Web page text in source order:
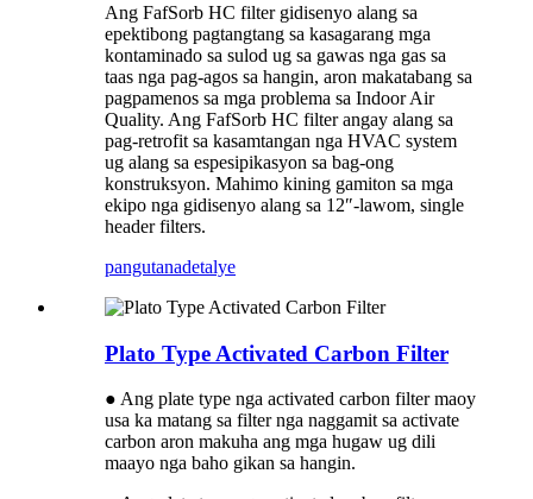
Ang FafSorb HC filter gidisenyo alang sa
epektibong pagtangtang sa kasagarang mga
kontaminado sa sulod ug sa gawas nga gas sa
taas nga pag-agos sa hangin, aron makatabang sa
pagpamenos sa mga problema sa Indoor Air
Quality. Ang FafSorb HC filter angay alang sa
pag-retrofit sa kasamtangan nga HVAC system
ug alang sa espesipikasyon sa bag-ong
konstruksyon. Mahimo kining gamiton sa mga
ekipo nga gidisenyo alang sa 12″-lawom, single
header filters.
pangutanadetalye
Plato Type Activated Carbon Filter
● Ang plate type nga activated carbon filter maoy
usa ka matang sa filter nga naggamit sa activate
carbon aron makuha ang mga hugaw ug dili
maayo nga baho gikan sa hangin.